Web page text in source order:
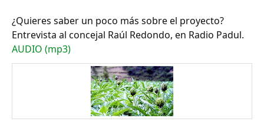
¿Quieres saber un poco más sobre el proyecto?
Entrevista al concejal Raúl Redondo, en Radio Padul.
AUDIO (mp3)